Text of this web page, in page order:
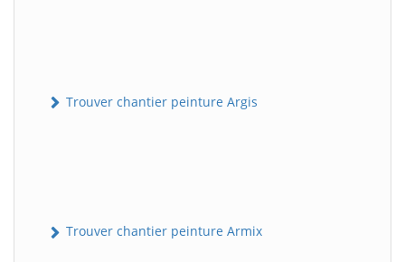
Trouver chantier peinture Argis
Trouver chantier peinture Armix